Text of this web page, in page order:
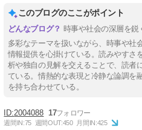
このブログのここがポイント
時事や社会の深層を
多彩なテーマを扱いながら、時事や社
情報提供を心掛けている。読みやすさ
析や独自の見解を交えることで、読者
ている。情熱的な表現と冷静な論調を
を持ち合わせている。
2004088 17
週間IN:75 週間OUT:450 月間IN:425